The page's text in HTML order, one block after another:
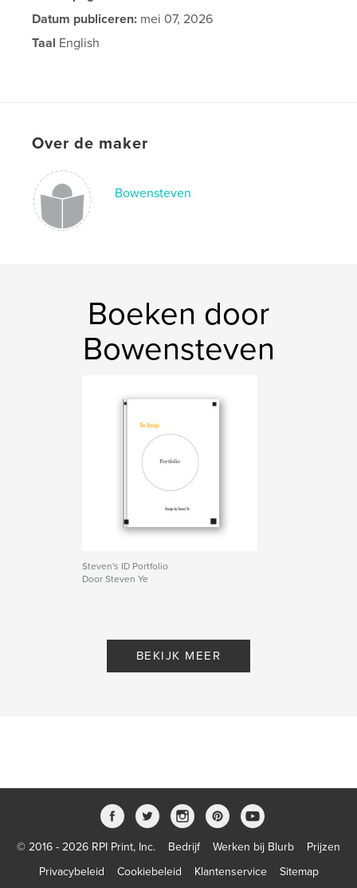
Datum publiceren: mei 07, 2026
Taal English
Over de maker
Bowensteven
Boeken door
Bowensteven
Steven's ID Portfolio
Door Steven Ye
BEKIJK MEER
© 2016 - 2026 RPI Print, Inc. Bedrijf Werken bij Blurb
Prijzen
Privacybeleid
Cookiebeleid Klantenservice Sitemap